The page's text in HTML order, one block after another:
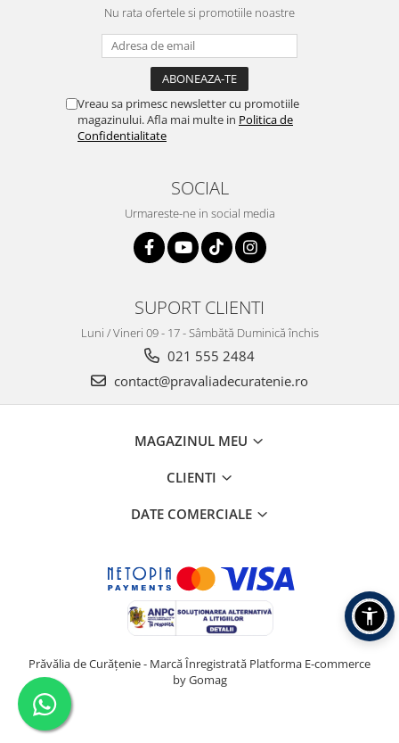
Nu rata ofertele si promotiile noastre
Vreau sa primesc newsletter cu promotiile
magazinului. Afla mai multe in Politica de
Confidentialitate
SOCIAL
Urmareste-ne in social media
SUPORT CLIENTI
Luni / Vineri 09 - 17 - Sâmbătă Duminică închis
021 555 2484
contact@pravaliadecuratenie.ro
MAGAZINUL MEU
CLIENTI
DATE COMERCIALE
Prăvălia de Curățenie - Marcă Înregistrată Platforma E-commerce
by Gomag